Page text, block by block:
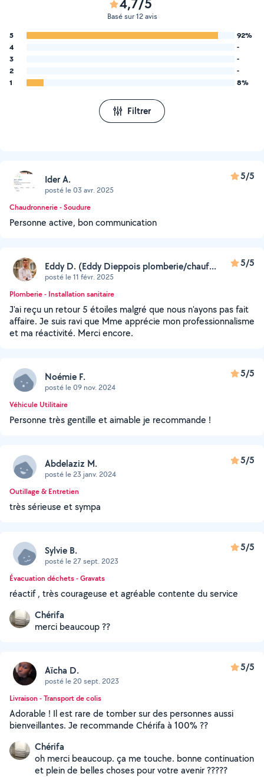
Basé sur 12 avis
5
92%
4
-
3
-
2
-
1
8%
Filtrer
Ider A.
posté le 03 avr. 2025
5/5
Chaudronnerie - Soudure
Personne active, bon communication
Eddy D. (Eddy Dieppois plomberie/chauf...
posté le 11 févr. 2025
5/5
Plomberie - Installation sanitaire
J'ai reçu un retour 5 étoiles malgré que nous n'ayons pas fait
affaire. Je suis ravi que Mme apprécie mon professionnalisme
et ma réactivité. Merci encore.
Noémie F.
posté le 09 nov. 2024
5/5
Véhicule Utilitaire
Personne très gentille et aimable je recommande !
Abdelaziz M.
posté le 23 janv. 2024
5/5
Outillage & Entretien
très sérieuse et sympa
Sylvie B.
posté le 27 sept. 2023
5/5
Évacuation déchets - Gravats
réactif , très courageuse et agréable contente du service
Chérifa
merci beaucoup ??
Aïcha D.
posté le 20 sept. 2023
5/5
Livraison - Transport de colis
Adorable ! Il est rare de tomber sur des personnes aussi
bienveillantes. Je recommande Chérifa à 100% ??
Chérifa
oh merci beaucoup. ça me touche. bonne continuation
et plein de belles choses pour votre avenir ?????